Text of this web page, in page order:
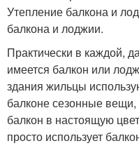
Утепление балкона и
балкона и лоджии.
Практически в каждой,
имеется балкон или
здания жильцы
балконе сезонные
балкон в настоящую
просто использует